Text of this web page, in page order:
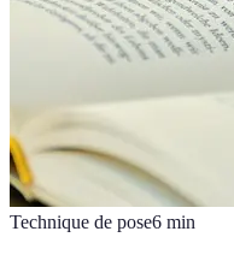
Technique de pose6 min